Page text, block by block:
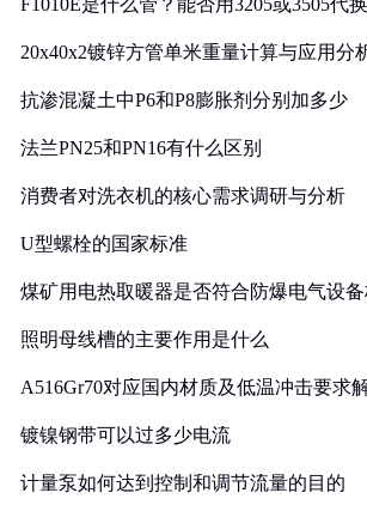
F1010E是什么管？能否用3205或3505代换
20x40x2镀锌方管单米重量计算与应用分
抗渗混凝土中P6和P8膨胀剂分别加多少
法兰PN25和PN16有什么区别
消费者对洗衣机的核心需求调研与分析
U型螺栓的国家标准
煤矿用电热取暖器是否符合防爆电气设
照明母线槽的主要作用是什么
A516Gr70对应国内材质及低温冲击要求
镀镍钢带可以过多少电流
计量泵如何达到控制和调节流量的目的